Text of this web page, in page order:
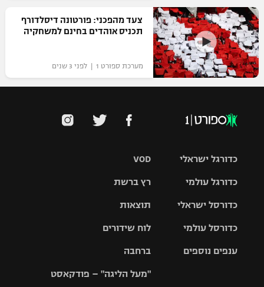
צעד מהפכני: פורטונה דיסלדורף
תכניס אוהדים בחינם למשחקיה
מערכת ספורט 1 | לפני 3 שנים
VOD
רץ ברשת
תוצאות
לוח שידורים
ברחבה
"מעל הליגה" – פודקאסט
כדורגל ישראלי
גביע הטוטו
כדורגל עולמי
האלופות
ליגה
כדורסל ישראלי
סל
כדורסל עולמי
ענפים נוספים